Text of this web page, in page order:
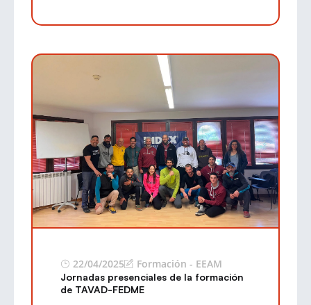
22/04/2025 Formación - EEAM
Jornadas presenciales de la formación
de TAVAD-FEDME